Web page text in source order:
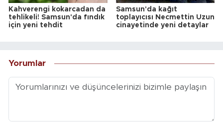
Kahverengi kokarcadan da
tehlikeli! Samsun'da fındık
için yeni tehdit
Samsun'da kağıt
toplayıcısı Necmettin Uzun
cinayetinde yeni detaylar
Yorumlar